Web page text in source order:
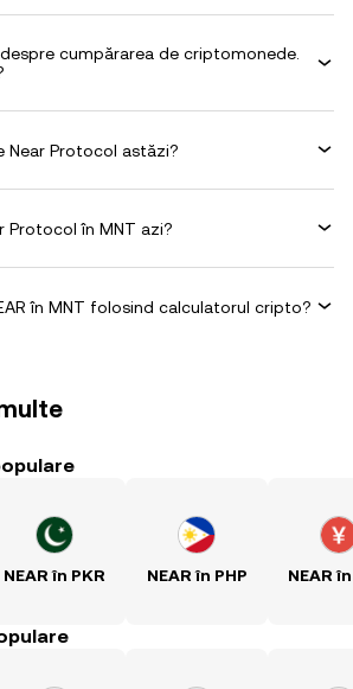
cumpărarea de criptomonede.
Near Protocol astăzi?
Protocol în MNT azi?
în MNT folosind calculatorul cripto?
NEAR în PKR NEAR în PHP NEAR